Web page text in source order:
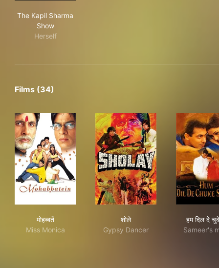
The Kapil Sharma
Show
Herself
Films (34)
मोहब्बतें
Miss Monica
शोले
Gypsy Dancer
हम दिल दे
Sameer's